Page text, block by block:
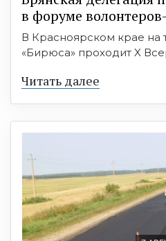
в форуме
В Красноярском крае
«Бирюса» проходит X
Читать далее